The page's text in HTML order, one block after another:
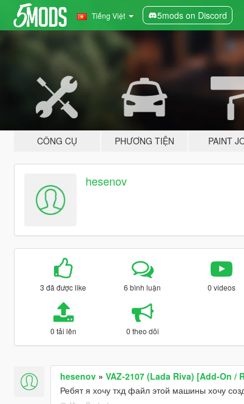
Tiếng Việt 5mods on Discord
CÔNG CỤ PHƯƠNG TIỆN PAINT
hesenov
3 đã được like 6 bình luận 0 videos
0 tải lên 0 theo dõi
hesenov» VAZ-2107 (Lada Riva) [Add-On /
Ребят я хочу тхд файл этой машины хочу